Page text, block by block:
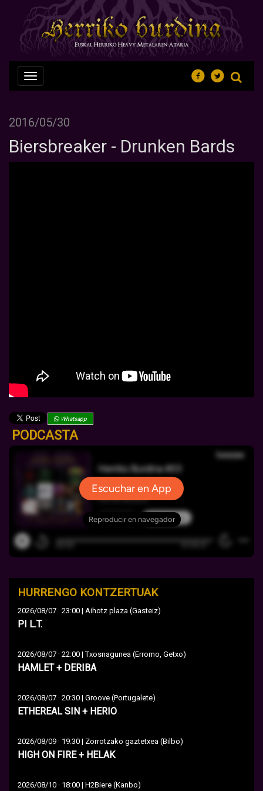
Nabegazioa
ireki
2016/05/30
Biersbreaker - Drunken Bards
Whatsapp
PODCASTA
HURRENGO KONTZERTUAK
2026/08/07 · 23:00 | Aihotz plaza (Gasteiz)
PI L.T.
2026/08/07 · 22:00 | Txosnagunea (Erromo, Getxo)
HAMLET + DERIBA
2026/08/07 · 20:30 | Groove (Portugalete)
ETHEREAL SIN + HERIO
2026/08/09 · 19:30 | Zorrotzako gaztetxea (Bilbo)
HIGH ON FIRE + HELAK
2026/08/10 · 18:00 | H2Biere (Kanbo)